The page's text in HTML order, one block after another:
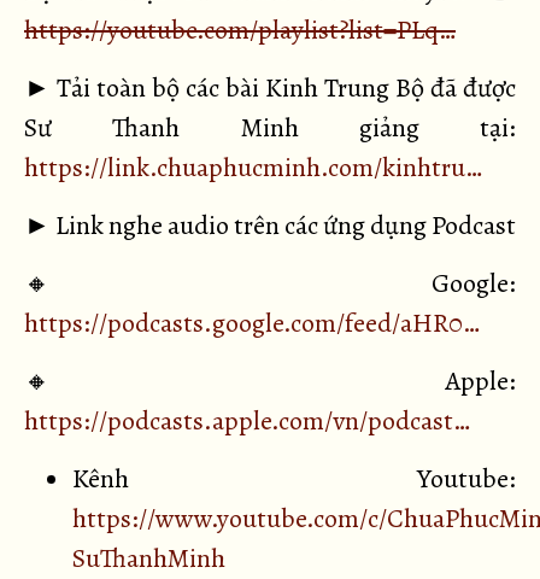
https://youtube.com/playlist?list=PLq…
► Tải toàn bộ các bài Kinh Trung Bộ đã được
Sư Thanh Minh giảng tại:
https://link.chuaphucminh.com/kinhtru…
► Link nghe audio trên các ứng dụng Podcast
🔸Google:
https://podcasts.google.com/feed/aHR0…
🔸Apple:
https://podcasts.apple.com/vn/podcast…
Kênh Youtube:
https://www.youtube.com/c/
SuThanhMinh